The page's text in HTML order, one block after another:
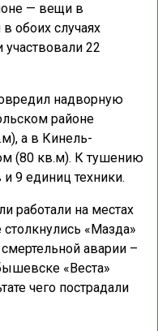
— вещи в
обоих случаях
22
надворную
районе
а в Кинель-
(80 кв.м). К тушению
9 единиц техники.
работали на местах
«Мазда»
аварии –
«Веста»
чего пострадали